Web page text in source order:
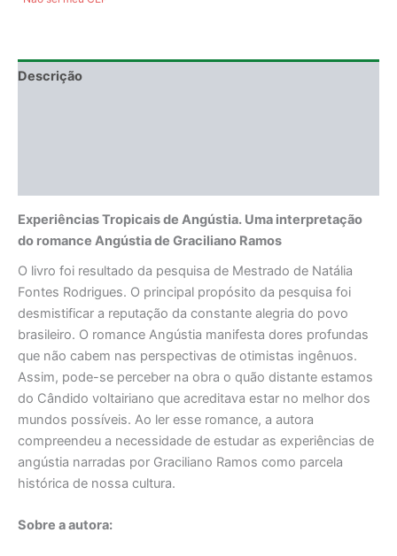
Descrição
Experiências Tropicais de Angústia. Uma interpretação
do romance Angústia de Graciliano Ramos
O livro foi resultado da pesquisa de Mestrado de Natália
Fontes Rodrigues. O principal propósito da pesquisa foi
desmistificar a reputação da constante alegria do povo
brasileiro. O romance Angústia manifesta dores profundas
que não cabem nas perspectivas de otimistas ingênuos.
Assim, pode-se perceber na obra o quão distante estamos
do Cândido voltairiano que acreditava estar no melhor dos
mundos possíveis. Ao ler esse romance, a autora
compreendeu a necessidade de estudar as experiências de
angústia narradas por Graciliano Ramos como parcela
histórica de nossa cultura.
Sobre a autora: